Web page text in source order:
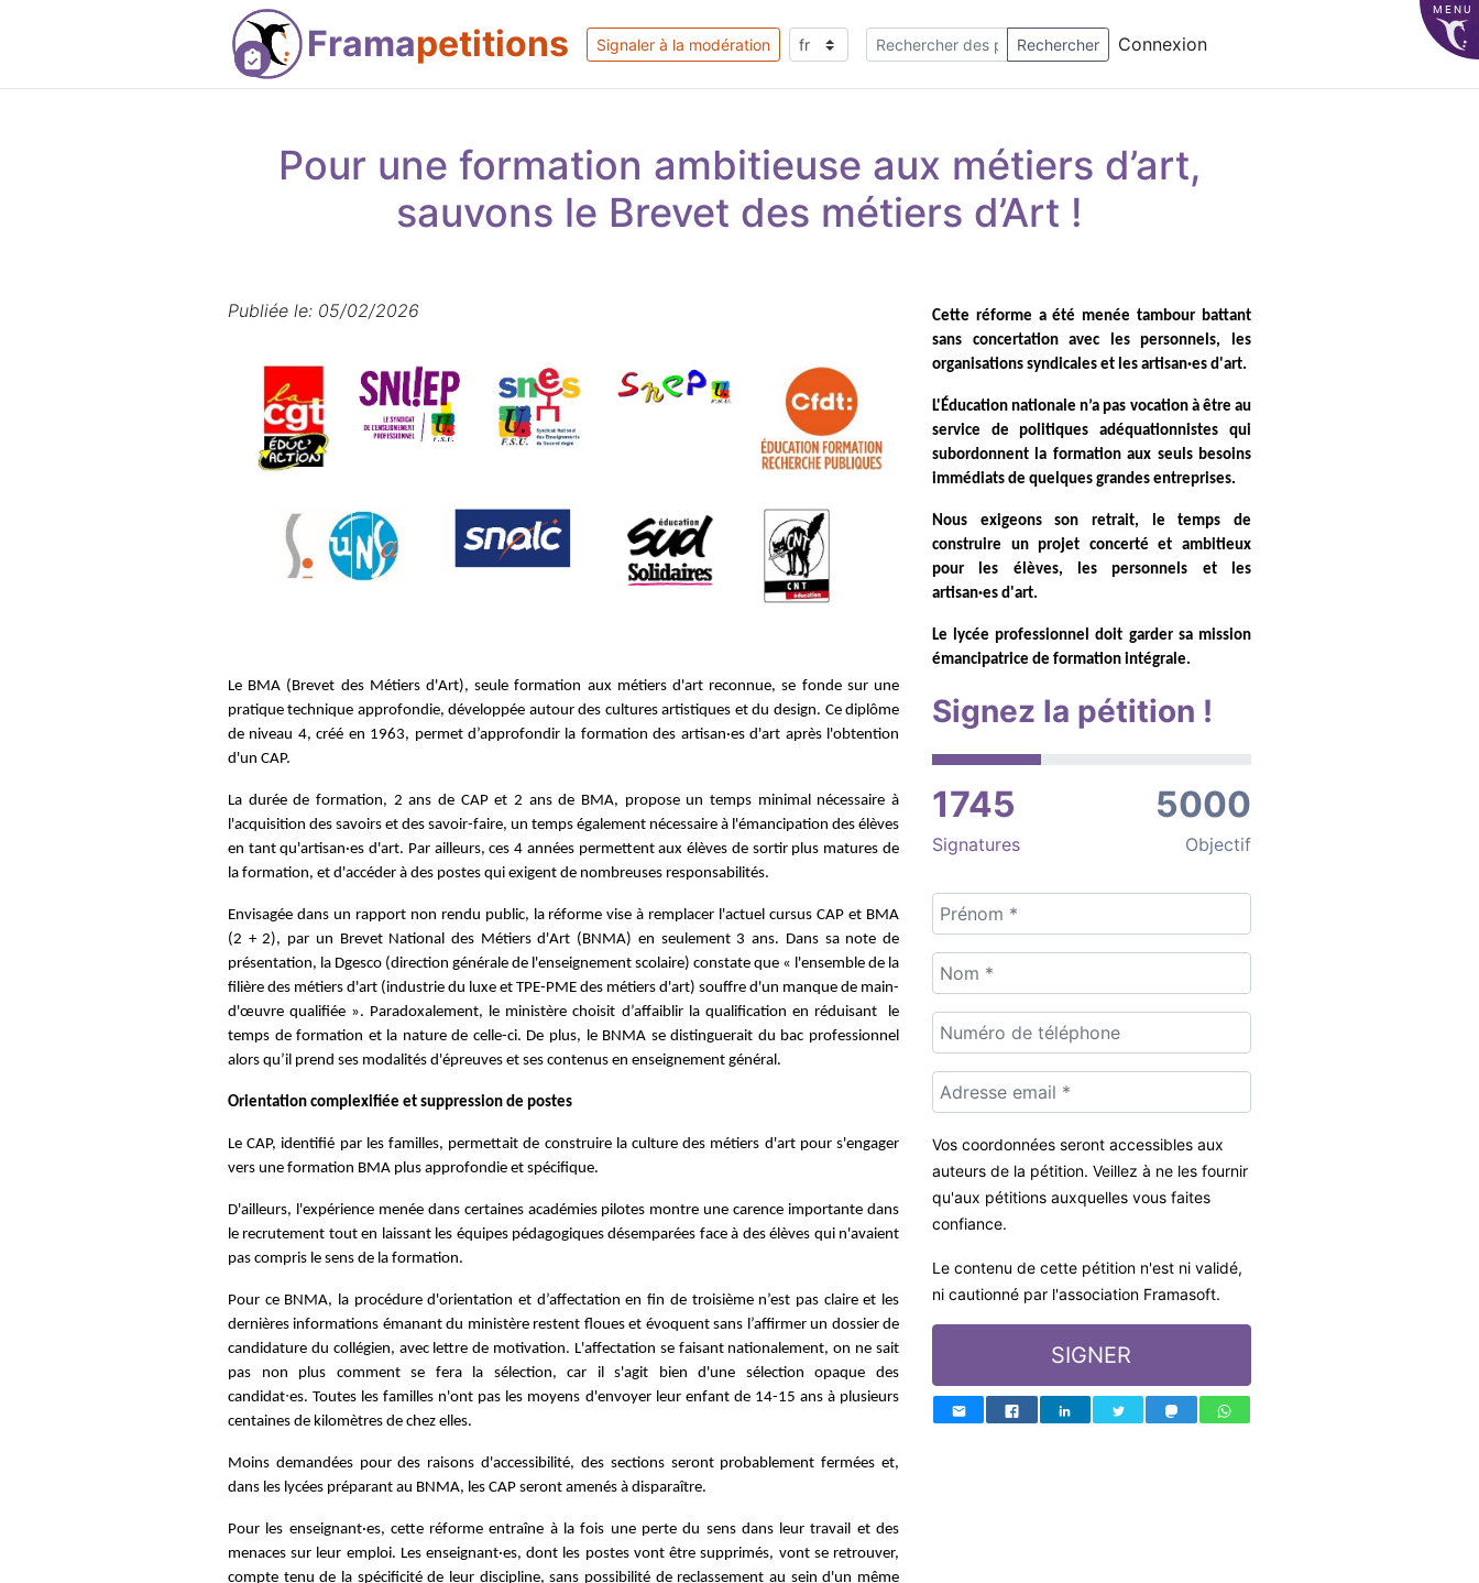
MENU
Framapetitions Signaler à la modération Rechercher Connexion
Pour une formation ambitieuse aux métiers d’art,
sauvons le Brevet des métiers d’Art !
Cette réforme a été menée tambour battant
sans concertation avec les personnels, les
organisations syndicales et les artisan·es d'art.
L'Éducation nationale n’a pas vocation à être au
service de politiques adéquationnistes qui
subordonnent la formation aux seuls besoins
immédiats de quelques grandes entreprises.
Nous exigeons son retrait, le temps de
construire un projet concerté et ambitieux
pour les élèves, les personnels et les
artisan·es d'art.
Le lycée professionnel doit garder sa mission
émancipatrice de formation intégrale.
Signez la pétition !
1745
Signatures
5000
Objectif
Vos coordonnées seront accessibles aux
auteurs de la pétition. Veillez à ne les fournir
qu'aux pétitions auxquelles vous faites
confiance.
Le contenu de cette pétition n'est ni validé,
ni cautionné par l'association Framasoft.
Publiée le: 05/02/2026
Le BMA (Brevet des Métiers d'Art), seule formation aux métiers d'art reconnue, se fonde sur une
pratique technique approfondie, développée autour des cultures artistiques et du design. Ce diplôme
de niveau 4, créé en 1963, permet d’approfondir la formation des artisan·es d'art après l'obtention
d'un CAP.
La durée de formation, 2 ans de CAP et 2 ans de BMA, propose un temps minimal nécessaire à
l'acquisition des savoirs et des savoir-faire, un temps également nécessaire à l'émancipation des élèves
en tant qu'artisan·es d'art. Par ailleurs, ces 4 années permettent aux élèves de sortir plus matures de
la formation, et d'accéder à des postes qui exigent de nombreuses responsabilités.
Envisagée dans un rapport non rendu public, la réforme vise à remplacer l'actuel cursus CAP et BMA
(2 + 2), par un Brevet National des Métiers d'Art (BNMA) en seulement 3 ans. Dans sa note de
présentation, la Dgesco (direction générale de l'enseignement scolaire) constate que « l'ensemble de la
filière des métiers d'art (industrie du luxe et TPE-PME des métiers d'art) souffre d'un manque de main-
d'œuvre qualifiée ». Paradoxalement, le ministère choisit d’affaiblir la qualification en réduisant
le
temps de formation et la nature de celle-ci. De plus, le BNMA se distinguerait du bac professionnel
alors qu’il prend ses modalités d'épreuves et ses contenus en enseignement général.
Orientation complexifiée et suppression de postes
Le CAP, identifié par les familles, permettait de construire la culture des métiers d'art pour s'engager
vers une formation BMA plus approfondie et spécifique.
D'ailleurs, l'expérience menée dans certaines académies pilotes montre une carence importante dans
le recrutement tout en laissant les équipes pédagogiques désemparées face à des élèves qui n'avaient
pas compris le sens de la formation.
Pour ce BNMA, la procédure d'orientation et d’affectation en fin de troisième n’est pas claire et les
dernières informations émanant du ministère restent floues et évoquent sans l’affirmer un dossier de
candidature du collégien, avec lettre de motivation. L'affectation se faisant nationalement, on ne sait
pas non plus comment se fera la sélection, car il s'agit bien d'une sélection opaque
des
candidat∙es. Toutes les familles n'ont pas les moyens d'envoyer leur enfant de 14-15 ans à plusieurs
centaines de kilomètres de chez elles.
Moins demandées pour des raisons d'accessibilité, des sections seront probablement fermées et,
dans les lycées préparant au BNMA, les CAP seront amenés à disparaître.
Pour les enseignant·es, cette réforme entraîne à la fois une perte du sens dans leur travail et des
menaces sur leur emploi. Les enseignant·es, dont les postes vont être supprimés, vont se retrouver,
compte tenu de la spécificité de leur discipline, sans possibilité de reclassement au sein d'un même